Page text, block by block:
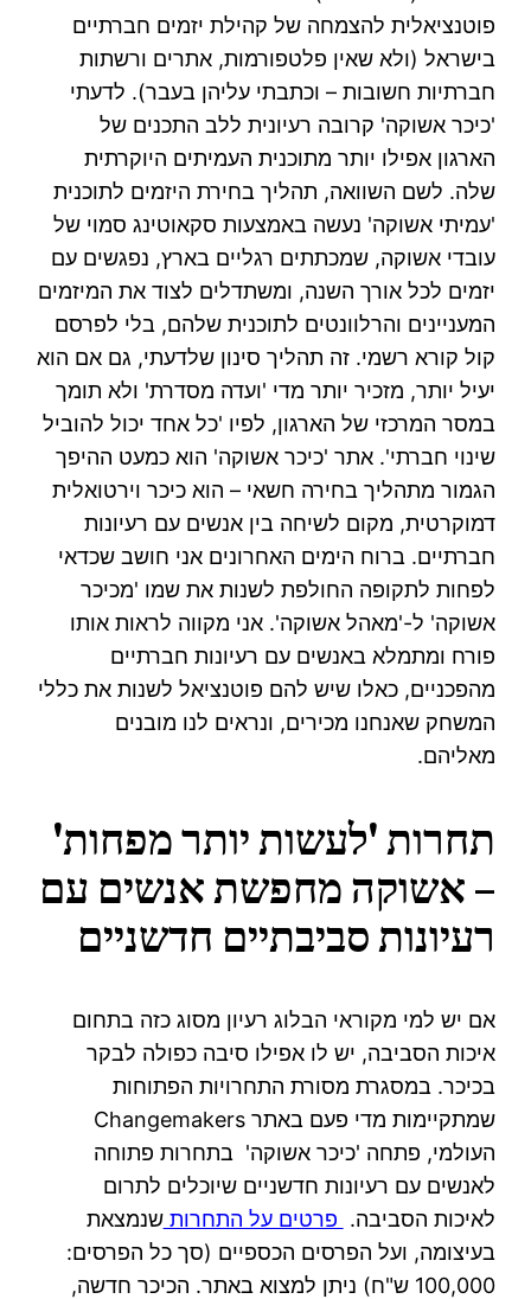
פוטנציאלית להצמחה של קהילת יזמים חברתיים
בישראל (ולא שאין פלטפורמות, אתרים ורשתות
חברתיות חשובות – וכתבתי עליהן בעבר). לדעתי
'כיכר אשוקה' קרובה רעיונית ללב התכנים של
הארגון אפילו יותר מתוכנית העמיתים היוקרתית
שלה. לשם השוואה, תהליך בחירת היזמים לתוכנית
'עמיתי אשוקה' נעשה באמצעות סקאוטינג סמוי של
עובדי אשוקה, שמכתתים רגליים בארץ, נפגשים עם
יזמים לכל אורך השנה, ומשתדלים לצוד את המיזמים
המעניינים והרלוונטים לתוכנית שלהם, בלי לפרסם
קול קורא רשמי. זה תהליך סינון שלדעתי, גם אם הוא
יעיל יותר, מזכיר יותר מדי 'ועדה מסדרת' ולא תומך
במסר המרכזי של הארגון, לפיו 'כל אחד יכול להוביל
שינוי חברתי'. אתר 'כיכר אשוקה' הוא כמעט ההיפך
הגמור מתהליך בחירה חשאי – הוא כיכר וירטואלית
דמוקרטית, מקום לשיחה בין אנשים עם רעיונות
חברתיים. ברוח הימים האחרונים אני חושב שכדאי
לפחות לתקופה החולפת לשנות את שמו 'מכיכר
אשוקה' ל-'מאהל אשוקה'. אני מקווה לראות אותו
פורח ומתמלא באנשים עם רעיונות חברתיים
מהפכניים, כאלו שיש להם פוטנציאל לשנות את כללי
המשחק שאנחנו מכירים, ונראים לנו מובנים
מאליהם.
תחרות 'לעשות יותר מפחות'
– אשוקה מחפשת אנשים עם
רעיונות סביבתיים חדשניים
אם יש למי מקוראי הבלוג רעיון מסוג כזה בתחום
איכות הסביבה, יש לו אפילו סיבה כפולה לבקר
בכיכר. במסגרת מסורת התחרויות הפתוחות
שמתקיימות מדי פעם באתר Changemakers
העולמי, פתחה 'כיכר אשוקה' בתחרות פתוחה
לאנשים עם רעיונות חדשניים שיוכלים לתרום
לאיכות הסביבה. פרטים על התחרותשנמצאת
בעיצומה, ועל הפרסים הכספיים (סך כל הפרסים:
100,000 ש"ח) ניתן למצוא באתר. הכיכר חדשה,